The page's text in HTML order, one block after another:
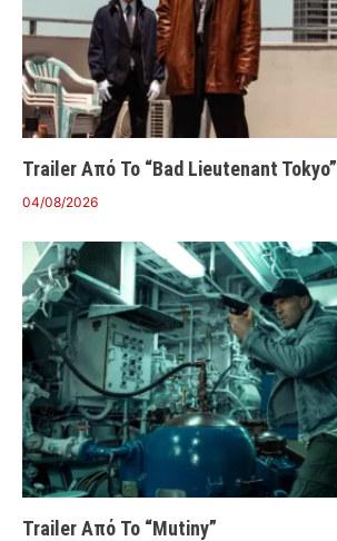
Trailer Από Το “Bad Lieutenant Tokyo”
04/08/2026
Trailer Από Το “Mutiny”